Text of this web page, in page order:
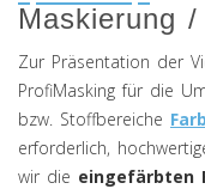
Maskierung
Zur Präsentation der
ProfiMasking für die
bzw. Stoffbereiche
erforderlich,
wir die eingefärbten